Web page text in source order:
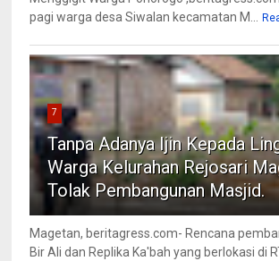
pagi warga desa Siwalan kecamatan M...
7
Tanpa Adanya Ijin Kepada
Warga Kelurahan Rejosari
Tolak Pembangunan Masjid.
Magetan, beritagress.com- Rencana
Bir Ali dan Replika Ka'bah yang berlokasi di